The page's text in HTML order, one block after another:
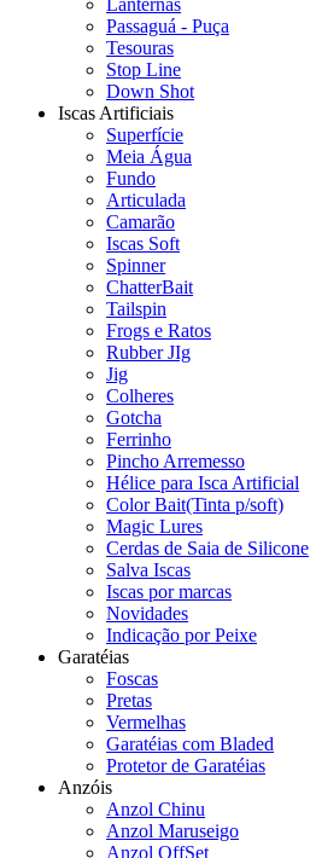
Lanternas
Passaguá - Puça
Tesouras
Stop Line
Down Shot
Iscas Artificiais
Superfície
Meia Água
Fundo
Articulada
Camarão
Iscas Soft
Spinner
ChatterBait
Tailspin
Frogs e Ratos
Rubber JIg
Jig
Colheres
Gotcha
Ferrinho
Pincho Arremesso
Hélice para Isca Artificial
Color Bait(Tinta p/soft)
Magic Lures
Cerdas de Saia de Silicone
Salva Iscas
Iscas por marcas
Novidades
Indicação por Peixe
Garatéias
Foscas
Pretas
Vermelhas
Garatéias com Bladed
Protetor de Garatéias
Anzóis
Anzol Chinu
Anzol Maruseigo
Anzol OffSet